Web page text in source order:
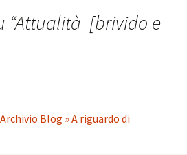
“Attualità [brivido e
Blog » A riguardo di